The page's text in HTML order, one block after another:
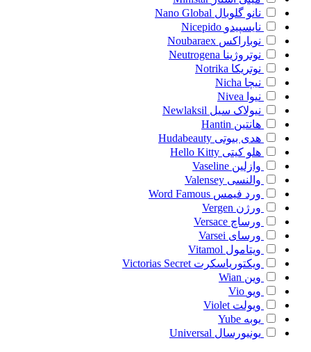
نانو گلوبال Nano Global
نایسپیدو Nicepido
نوباراکس Noubaraex
نوتروژینا Neutrogena
نوتریکا Notrika
نیچا Nicha
نیوا Nivea
نیولاک سیل Newlaksil
هانتین Hantin
هدی بیوتی Hudabeauty
هلو کیتی Hello Kitty
وازلین Vaseline
والنسی Valensey
ورد فیمس Word Famous
ورژن Vergen
ورساچ Versace
ورسای Varsei
ویتامول Vitamol
ویکتوریاسکرت Victorias Secret
وین Wian
ویو Vio
ویولت Violet
یوبه Yube
یونیورسال Universal